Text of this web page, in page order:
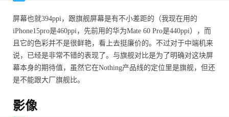
屏幕也就394ppi，跟旗舰屏幕是有不小差距的（我现在用的
iPhone15pro是460ppi，先前用的华为Mate 60 Pro是440ppi），而
且它的色彩并不是很鲜艳，看上去挺廉价的。不过对于中端机来
说，已经是非常不错的表现了。与旗舰对比是为了明确对这块屏
幕本身的期待值，虽然它在Nothing产品线的定位里是旗舰，但还
是不能跟大厂旗舰比。
影像